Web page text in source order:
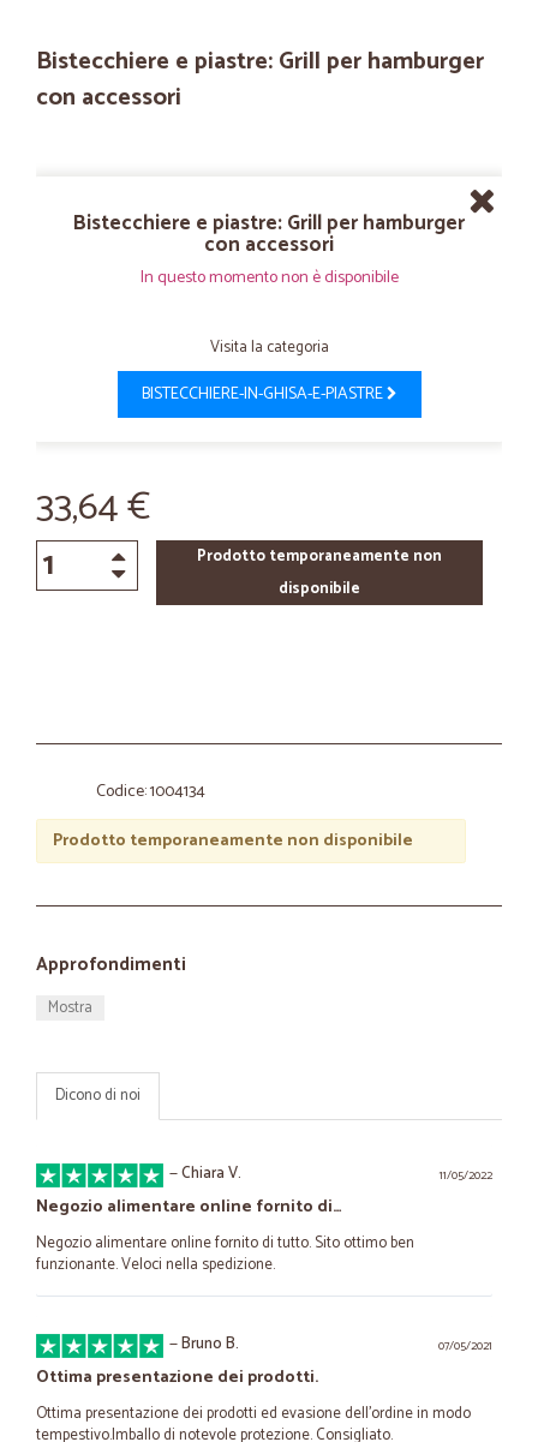
Bistecchiere e piastre: Grill per hamburger
con accessori
Bistecchiere e piastre: Grill per hamburger
con accessori
In questo momento non è disponibile
Visita la categoria
BISTECCHIERE-IN-GHISA-E-PIASTRE
33,64 €
Prodotto temporaneamente non
disponibile
Codice: 1004134
Prodotto temporaneamente non disponibile
Approfondimenti
Mostra
Dicono di noi
11/05/2022
—Chiara V.
Negozio alimentare online fornito di…
Negozio alimentare online fornito di tutto. Sito ottimo ben
funzionante. Veloci nella spedizione.
07/05/2021
—Bruno B.
Ottima presentazione dei prodotti.
Ottima presentazione dei prodotti ed evasione dell'ordine in modo
tempestivo.Imballo di notevole protezione. Consigliato.